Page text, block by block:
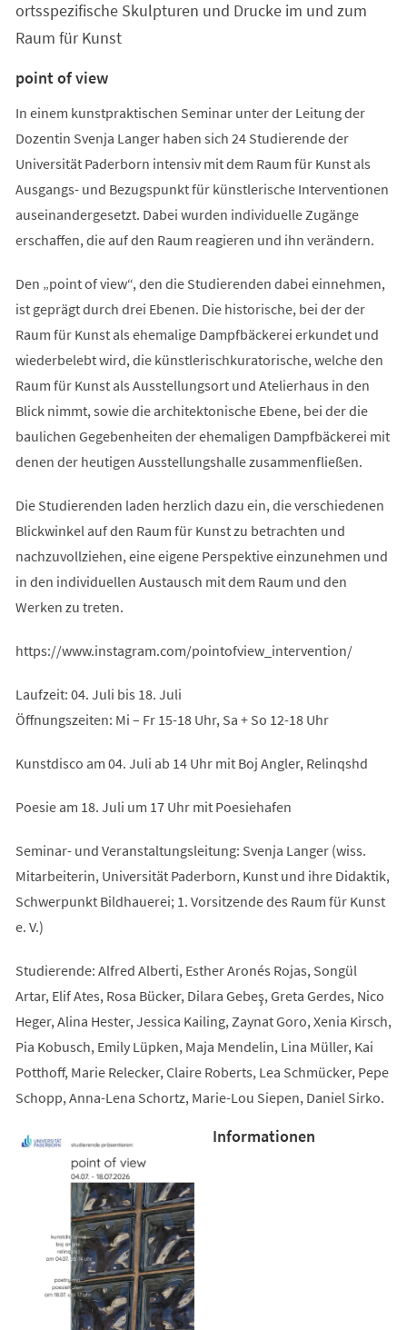
ortsspezifische Skulpturen und Drucke im und zum
Raum für Kunst
point of view
In einem kunstpraktischen Seminar unter der Leitung der
Dozentin Svenja Langer haben sich 24 Studierende der
Universität Paderborn intensiv mit dem Raum für Kunst als
Ausgangs- und Bezugspunkt für künstlerische Interventionen
auseinandergesetzt. Dabei wurden individuelle Zugänge
erschaffen, die auf den Raum reagieren und ihn verändern.
Den „point of view“, den die Studierenden dabei einnehmen,
ist geprägt durch drei Ebenen. Die historische, bei der der
Raum für Kunst als ehemalige Dampfbäckerei erkundet und
wiederbelebt wird, die künstlerischkuratorische, welche den
Raum für Kunst als Ausstellungsort und Atelierhaus in den
Blick nimmt, sowie die architektonische Ebene, bei der die
baulichen Gegebenheiten der ehemaligen Dampfbäckerei mit
denen der heutigen Ausstellungshalle zusammenfließen.
Die Studierenden laden herzlich dazu ein, die verschiedenen
Blickwinkel auf den Raum für Kunst zu betrachten und
nachzuvollziehen, eine eigene Perspektive einzunehmen und
in den individuellen Austausch mit dem Raum und den
Werken zu treten.
https://www.instagram.com/pointofview_intervention/
Laufzeit: 04. Juli bis 18. Juli
Öffnungszeiten: Mi – Fr 15-18 Uhr, Sa + So 12-18 Uhr
Kunstdisco am 04. Juli ab 14 Uhr mit Boj Angler, Relinqshd
Poesie am 18. Juli um 17 Uhr mit Poesiehafen
Seminar- und Veranstaltungsleitung: Svenja Langer (wiss.
Mitarbeiterin, Universität Paderborn, Kunst und ihre Didaktik,
Schwerpunkt Bildhauerei; 1. Vorsitzende des Raum für Kunst
e. V.)
Studierende: Alfred Alberti, Esther Aronés Rojas, Songül
Artar, Elif Ates, Rosa Bücker, Dilara Gebeş, Greta Gerdes, Nico
Heger, Alina Hester, Jessica Kailing, Zaynat Goro, Xenia Kirsch,
Pia Kobusch, Emily Lüpken, Maja Mendelin, Lina Müller, Kai
Potthoff, Marie Relecker, Claire Roberts, Lea Schmücker, Pepe
Schopp, Anna-Lena Schortz, Marie-Lou Siepen, Daniel Sirko.
Informationen